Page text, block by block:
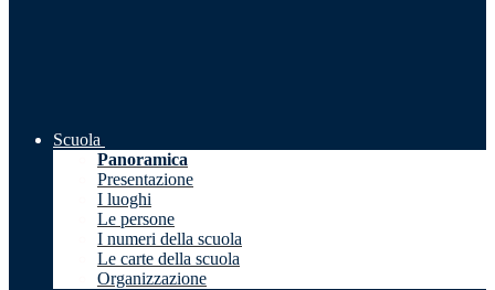
Scuola
Panoramica
Presentazione
I luoghi
Le persone
I numeri della scuola
Le carte della scuola
Organizzazione